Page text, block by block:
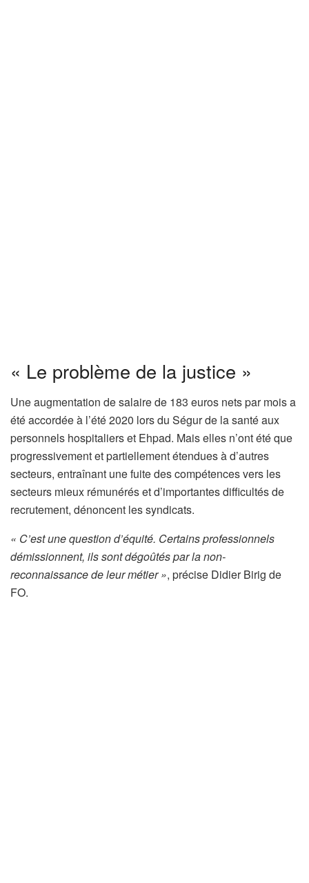
« Le problème de la justice »
Une augmentation de salaire de 183 euros nets par mois a
été accordée à l’été 2020 lors du Ségur de la santé aux
personnels hospitaliers et Ehpad. Mais elles n’ont été que
progressivement et partiellement étendues à d’autres
secteurs, entraînant une fuite des compétences vers les
secteurs mieux rémunérés et d’importantes difficultés de
recrutement, dénoncent les syndicats.
« C’est une question d’équité. Certains professionnels
démissionnent, ils sont dégoûtés par la non-
reconnaissance de leur métier », précise Didier Birig de
FO.